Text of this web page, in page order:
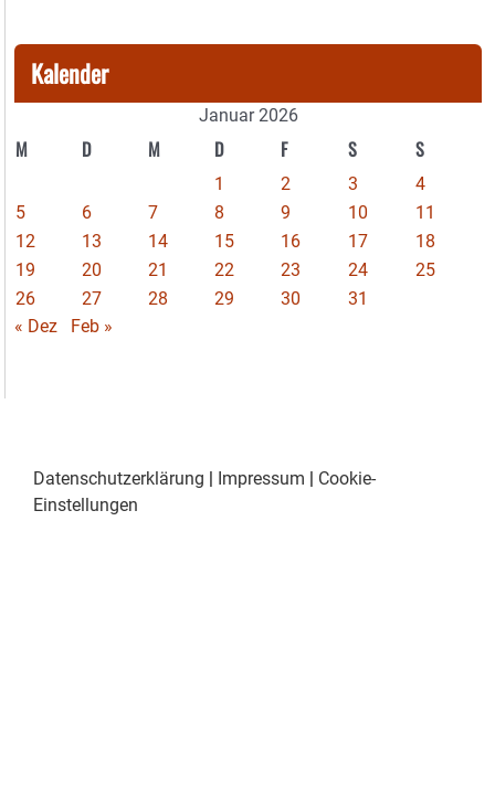
Kalender
Januar 2026
M D M D F S S
1 2 3
4
5
6 7 8 9 10
11
12
13 14 15 16 17
18
19
20 21 22 23 24
25
26
27 28 29 30
31
« Dez
Feb »
Datenschutzerklärung Impressum
Cookie-
Einstellungen